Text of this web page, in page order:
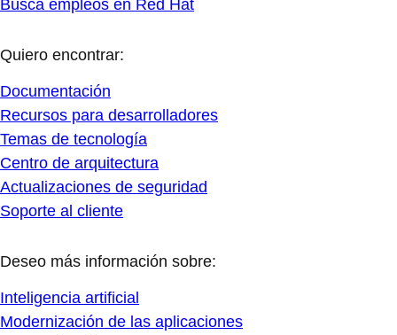
Busca empleos en Red Hat
Quiero encontrar:
Documentación
Recursos para desarrolladores
Temas de tecnología
Centro de arquitectura
Actualizaciones de seguridad
Soporte al cliente
Deseo más información sobre:
Inteligencia artificial
Modernización de las aplicaciones